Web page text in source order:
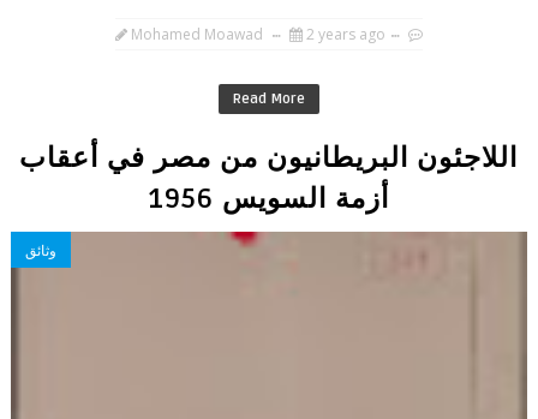
Mohamed Moawad 2 years ago
Read More
اللاجئون البريطانيون من مصر في أعقاب
أزمة السويس 1956
وثائق